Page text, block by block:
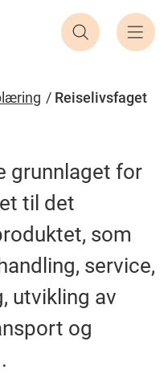
Søk etter
Reiselivsfaget
grunnlaget for
til det
som
service,
utvikling av
og